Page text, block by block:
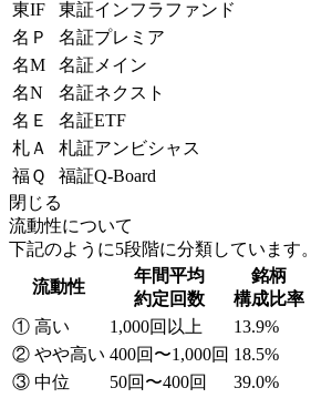
東IF
東証インフラファンド
名Ｐ
名証プレミア
名M
名証メイン
名N
名証ネクスト
名Ｅ
名証ETF
札Ａ
札証アンビシャス
福Ｑ
福証Q-Board
閉じる
流動性について
下記のように5段階に分類しています。
流動性
年間平均
約定回数
銘柄
構成比率
① 高い
1,000回以上
13.9%
② やや高い 400回〜1,000回 18.5%
③ 中位
50回〜400回
39.0%